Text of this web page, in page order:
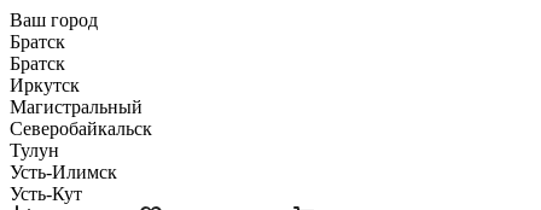
Ваш город
Братск
Братск
Иркутск
Магистральный
Северобайкальск
Тулун
Усть-Илимск
Усть-Кут